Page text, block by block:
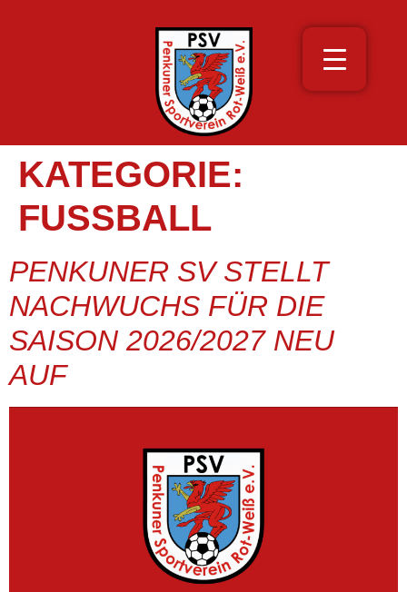
KATEGORIE:
FUSSBALL
PENKUNER SV STELLT
NACHWUCHS FÜR DIE
SAISON 2026/2027 NEU
AUF